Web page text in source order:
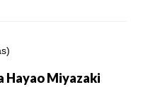
Hayao Miyazaki